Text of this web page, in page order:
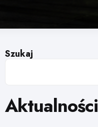
Szukaj
Aktualności